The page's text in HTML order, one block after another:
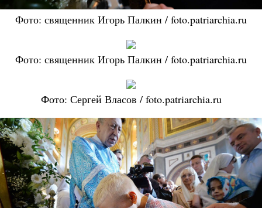
Фото: священник Игорь Палкин / foto.patriarchia.ru
Фото: священник Игорь Палкин / foto.patriarchia.ru
Фото: Сергей Власов / foto.patriarchia.ru